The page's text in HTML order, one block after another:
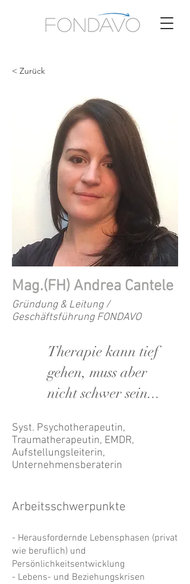
< Zurück
Mag.(FH) Andrea Cantele
Gründung & Leitung /
Geschäftsführung FONDAVO
Therapie kann tief
gehen, muss aber
nicht schwer sein...
Syst. Psychotherapeutin,
Traumatherapeutin, EMDR,
Aufstellungsleiterin,
Unternehmensberaterin
Arbeitsschwerpunkte
- Herausfordernde Lebensphasen (privat
wie beruflich) und
Persönlichkeitsentwicklung
- Lebens- und Beziehungskrisen